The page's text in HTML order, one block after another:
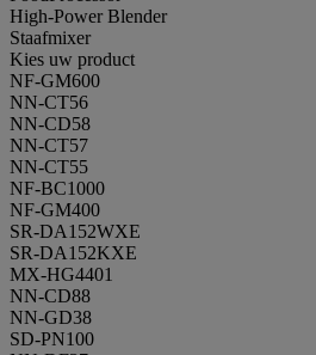
High-Power Blender
Staafmixer
Kies uw product
NF-GM600
NN-CT56
NN-CD58
NN-CT57
NN-CT55
NF-BC1000
NF-GM400
SR-DA152WXE
SR-DA152KXE
MX-HG4401
NN-CD88
NN-GD38
SD-PN100